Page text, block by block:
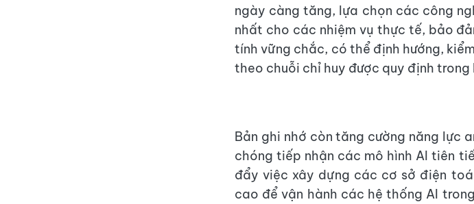
ngày càng tăng, lựa chọn các công
nhất cho các nhiệm vụ thực tế, bảo
tính vững chắc, có thể định hướng,
theo chuỗi chỉ huy được quy định trong
Bản ghi nhớ còn tăng cường năng lực
chóng tiếp nhận các mô hình AI tiên
đẩy việc xây dựng các cơ sở điện
cao để vận hành các hệ thống AI